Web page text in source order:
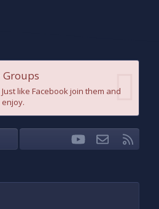
Groups
Just like Facebook join them and
enjoy.
FacebookTwitteryoutubeLiên hệ